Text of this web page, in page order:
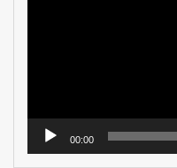
00:00